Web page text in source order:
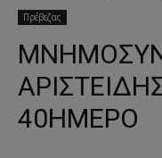
Πρέβεζας
40ΗΜΕΡΟ